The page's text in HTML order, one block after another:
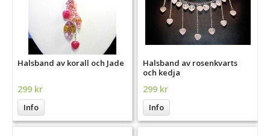
Halsband av korall och Jade
299 kr
Info
Halsband av rosenkvarts
och kedja
299 kr
Info